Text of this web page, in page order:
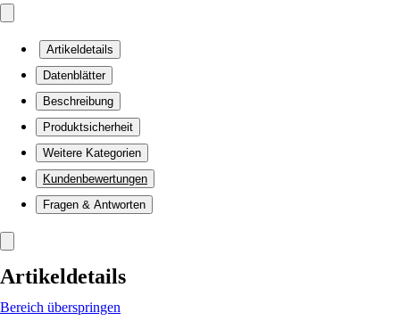
Artikeldetails
Datenblätter
Beschreibung
Produktsicherheit
Weitere Kategorien
Kundenbewertungen
Fragen & Antworten
Artikeldetails
Bereich überspringen